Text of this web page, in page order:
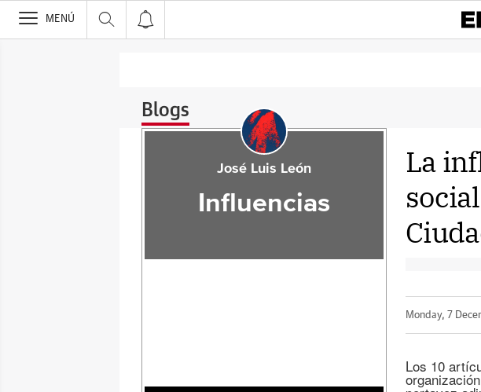
>
MENÚ
Blogs
La
Monday, 7
Los 10
José Luis León
Influencias